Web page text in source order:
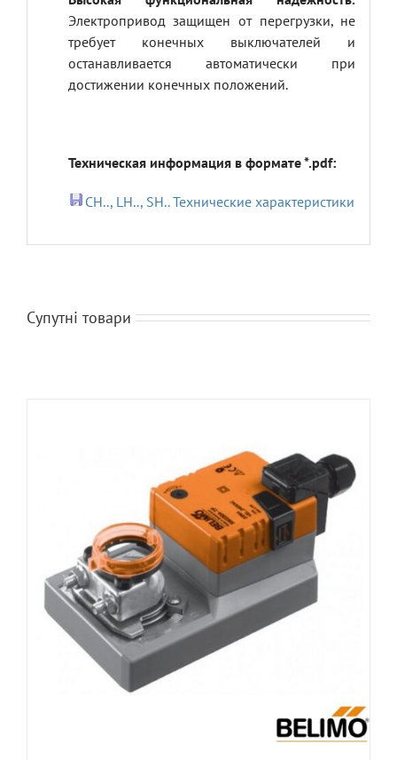
Электропривод защищен от перегрузки, не
требует конечных выключателей и
останавливается автоматически при
достижении конечных положений.
Техническая информация в формате *.pdf:
CH.., LH.., SH.. Технические характеристики
Супутні товари